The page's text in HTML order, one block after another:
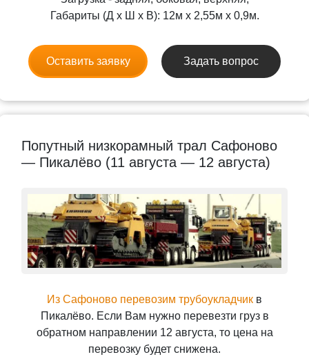
Габариты (Д x Ш x В): 12м x 2,55м x 0,9м.
Оставить заявку Задать вопрос
Попутный низкорамный трал Сафоново
— Пикалёво (11 августа — 12 августа)
Из Сафоново перевозим трубоукладчик в
Пикалёво. Если Вам нужно перевезти груз в
обратном направлении 12 августа, то цена на
перевозку будет снижена.